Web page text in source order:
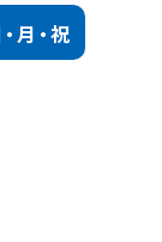
月・祝